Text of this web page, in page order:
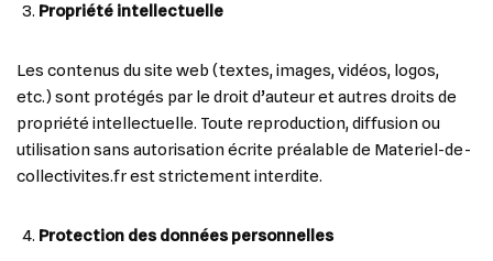
Propriété intellectuelle
Les contenus du site web (textes, images, vidéos, logos,
etc.) sont protégés par le droit d’auteur et autres droits de
propriété intellectuelle. Toute reproduction, diffusion ou
utilisation sans autorisation écrite préalable de Materiel-de-
collectivites.fr est strictement interdite.
Protection des données personnelles